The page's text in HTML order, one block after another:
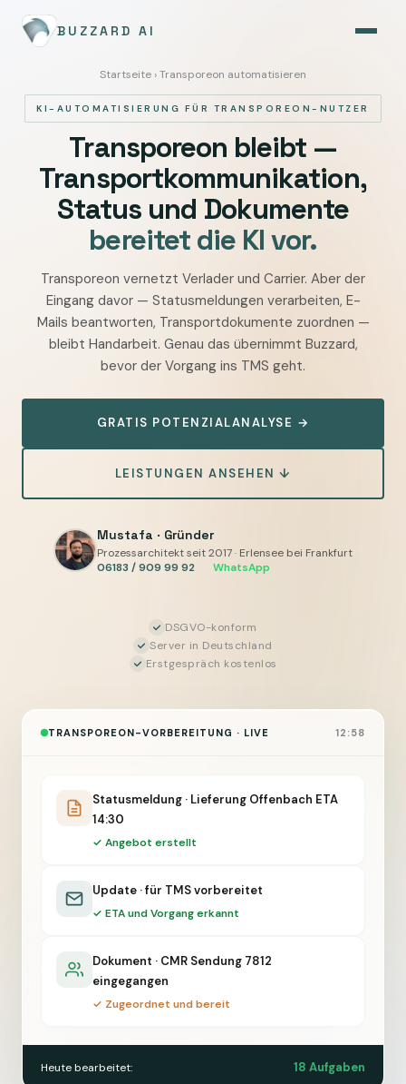
BUZZARD AI
Startseite › Transporeon automatisieren
KI-AUTOMATISIERUNG FÜR TRANSPOREON-NUTZER
Transporeon bleibt —
Transportkommunikation,
Status und Dokumente
bereitet die KI vor.
Transporeon
mit
KI
automatisieren
—
Transportkommunikation,
Statusmeldungen
und
Dokumente
vorbereiten,
geben
frei
Transporeon vernetzt Verlader und Carrier. Aber der
Eingang davor — Statusmeldungen verarbeiten, E-
Mails beantworten, Transportdokumente zuordnen —
bleibt Handarbeit. Genau das übernimmt Buzzard,
bevor der Vorgang ins TMS geht.
GRATIS POTENZIALANALYSE →
LEISTUNGEN ANSEHEN ↓
Mustafa · Gründer
Prozessarchitekt seit 2017 · Erlensee bei Frankfurt
06183 / 909 99 92
WhatsApp
DSGVO-konform
Server in Deutschland
Erstgespräch kostenlos
TRANSPOREON-VORBEREITUNG · LIVE 12:58
Statusmeldung · Lieferung Offenbach ETA
14:30
✓ Angebot erstellt
Update · für TMS vorbereitet
✓ ETA und Vorgang erkannt
Dokument · CMR Sendung 7812
eingegangen
✓ Zugeordnet und bereit
Heute bearbeitet: 18 Aufgaben